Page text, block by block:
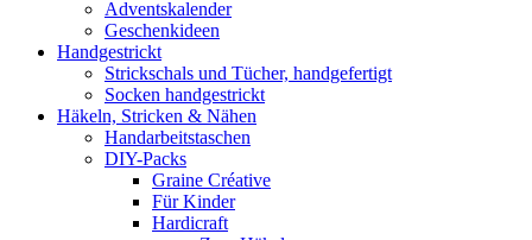
Adventskalender
Geschenkideen
Handgestrickt
Strickschals und Tücher, handgefertigt
Socken handgestrickt
Häkeln, Stricken & Nähen
Handarbeitstaschen
DIY-Packs
Graine Créative
Für Kinder
Hardicraft